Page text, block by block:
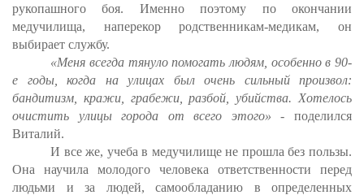
рукопашного боя. Именно поэтому по окончании
медучилища, наперекор родственникам-медикам, он
выбирает службу.
«Меня всегда тянуло помогать людям, особенно в 90-
е годы, когда на улицах был очень сильный произвол:
бандитизм, кражи, грабежи, разбой, убийства. Хотелось
очистить улицы города от всего этого» - поделился
Виталий.
И все же, учеба в медучилище не прошла без пользы.
Она научила молодого человека ответственности перед
людьми и за людей, самообладанию в определенных